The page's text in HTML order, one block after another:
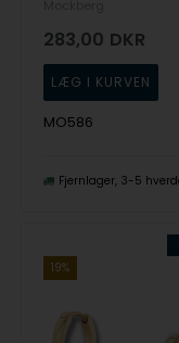
283,00 DKR
MO586
Fjernlager 3-5
19%